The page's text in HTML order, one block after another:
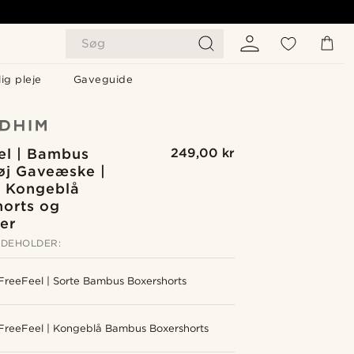
Søg
pleje Gaveguide
| Bambus
Gaveæske |
Kongeblå
og
249,00 kr
| Sorte Bambus Boxershorts
| Kongeblå Bambus Boxershorts